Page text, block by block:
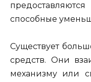
способные
Существует
средств. Они
механизму или